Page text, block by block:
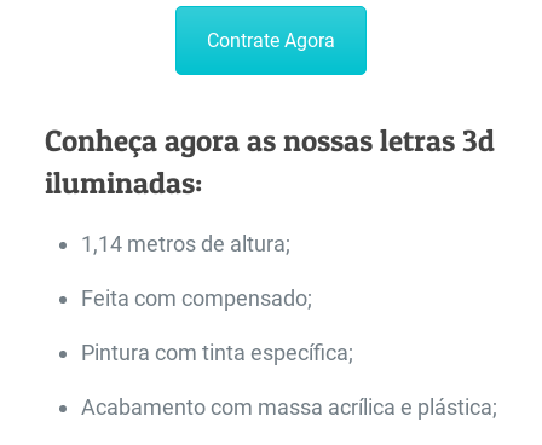
Contrate Agora
Conheça agora as nossas letras 3d
iluminadas:
1,14 metros de altura;
Feita com compensado;
Pintura com tinta específica;
Acabamento com massa acrílica e plástica;